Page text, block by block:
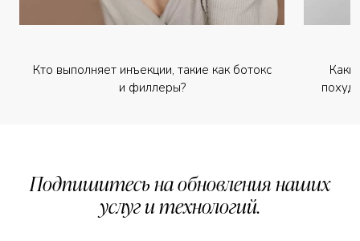
Кто выполняет инъекции, такие как ботокс
и филлеры?
Подпишитесь на обновления наших
услуг и технологий.